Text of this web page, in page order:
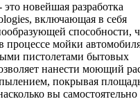
новейшая разработка
включающая в себя
способности,
мойки
пистолетами бытовых
нанести моющий
покрывая
вы самостоятельно